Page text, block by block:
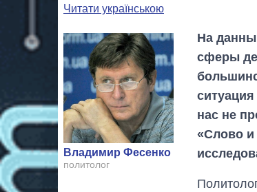
Читати українською
Владимир Фесенко
политолог
На
сферы
нас не
«Слово и